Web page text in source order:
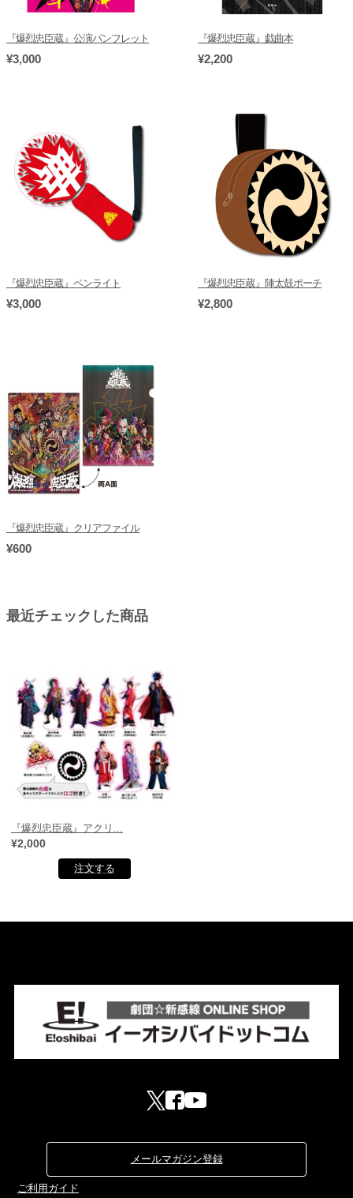
『爆烈忠臣蔵』公演パンフレット
¥3,000
『爆烈忠臣蔵』戯曲本
¥2,200
『爆烈忠臣蔵』ペンライト
¥3,000
『爆烈忠臣蔵』陣太鼓ポーチ
¥2,800
『爆烈忠臣蔵』クリアファイル
¥600
最近チェックした商品
『爆烈忠臣蔵』アクリ...
¥2,000
メールマガジン登録
ご利用ガイド